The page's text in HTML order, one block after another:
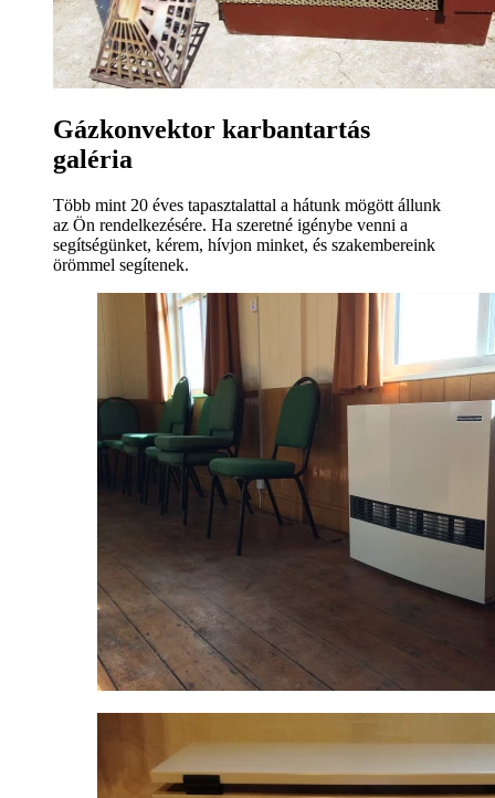
Gázkonvektor karbantartás
galéria
Több mint 20 éves tapasztalattal a hátunk mögött állunk
az Ön rendelkezésére. Ha szeretné igénybe venni a
segítségünket, kérem, hívjon minket, és szakembereink
örömmel segítenek.